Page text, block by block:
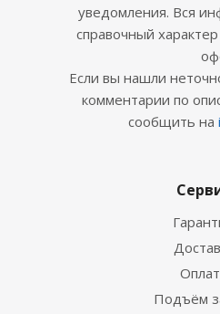
уведомления. Вся
справочный
Если вы нашли
комментарии по
сообщить на
Подъём